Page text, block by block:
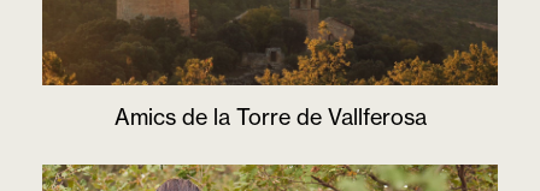
Amics de la Torre de Vallferosa